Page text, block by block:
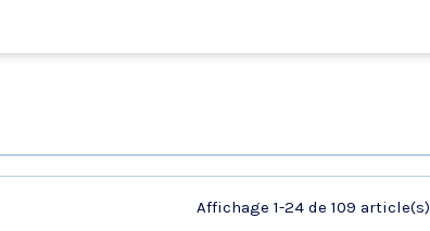
Affichage 1-24 de 109 article(s)